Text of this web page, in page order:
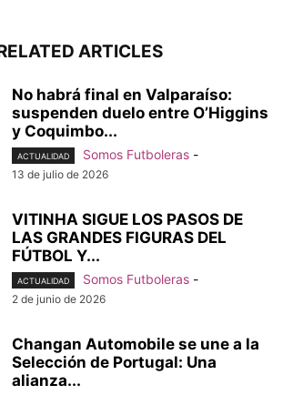
ARTICLES
No habrá final en Valparaíso:
suspenden duelo entre O’Higgins
y Coquimbo...
ACTUALIDAD Somos Futboleras -
13 de julio de 2026
VITINHA SIGUE LOS PASOS DE
LAS GRANDES FIGURAS DEL
FÚTBOL Y...
ACTUALIDAD Somos Futboleras -
2 de junio de 2026
Changan Automobile se une a la
Selección de Portugal: Una
alianza...